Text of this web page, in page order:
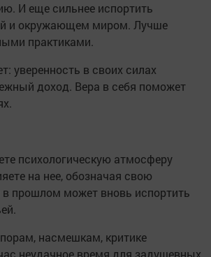
И еще сильнее испортить
и окружающем миром. Лучше
практиками.
уверенность в своих силах
доход. Вера в себя поможет
психологическую атмосферу
на нее, обозначая свою
прошлом может вновь испортить
насмешкам, критике
неудачное время для задушевных